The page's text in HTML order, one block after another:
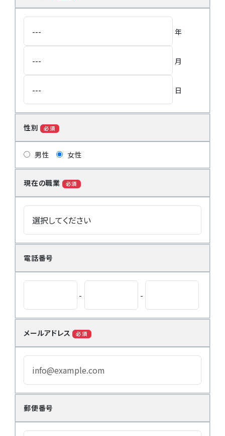
年
月
日
性別 必須
男性 女性
現在の職業 必須
電話番号
- -
メールアドレス 必須
郵便番号